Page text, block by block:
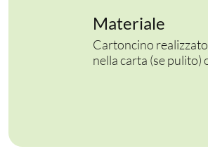
FINGER E GELATO
VASSOI E COTTURA
Materiale
Cartoncino
nella carta (se pulito)